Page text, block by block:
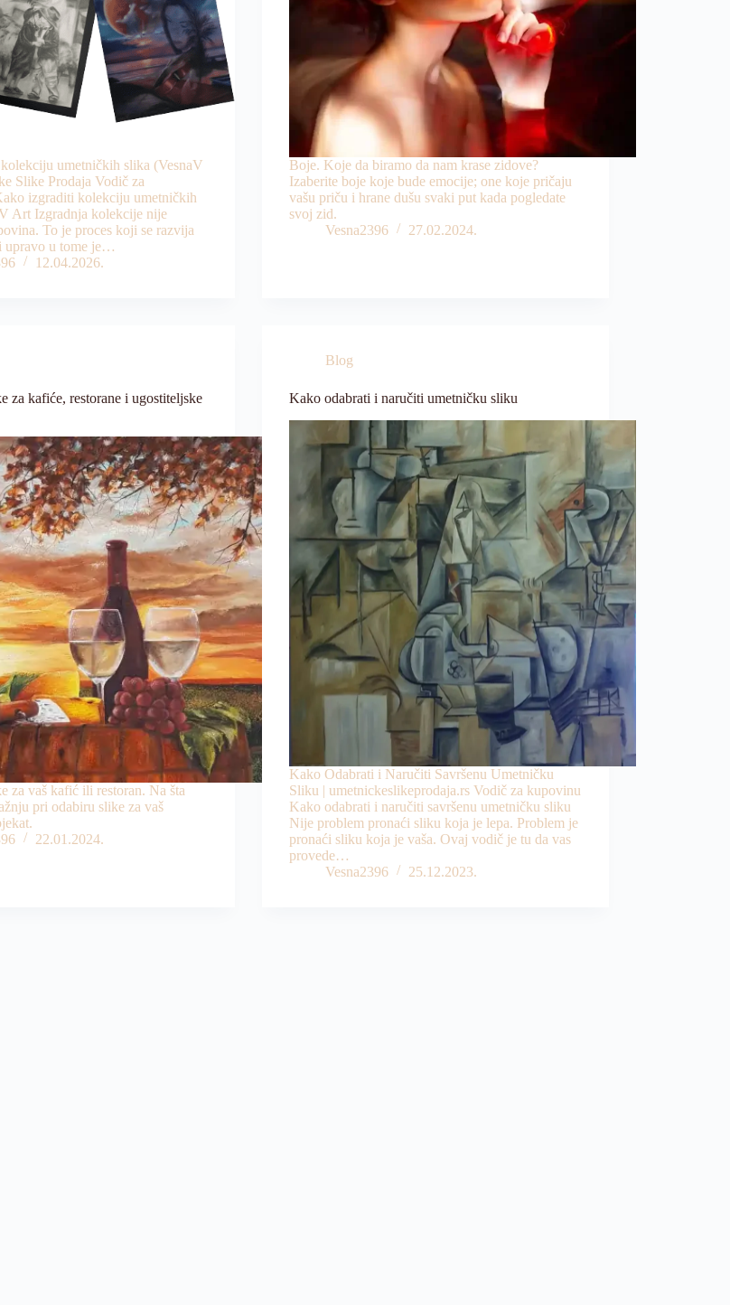
umetničkih slika (VesnaV
Slike Prodaja Vodič za
izgraditi kolekciju umetničkih
Art Izgradnja kolekcije nije
To je proces koji se razvija
u tome je…
12.04.2026.
Boje. Koje da biramo da nam krase zidove?
Izaberite boje koje bude emocije; one koje pričaju
vašu priču i hrane dušu svaki put kada pogledate
svoj zid.
Vesna2396
27.02.2024.
za kafiće, restorane i ugostiteljske
za vaš kafić ili restoran. Na šta
pri odabiru slike za vaš
22.01.2024.
Blog
Kako odabrati i naručiti umetničku sliku
Kako Odabrati i Naručiti Savršenu Umetničku
Sliku | umetnickeslikeprodaja.rs Vodič za kupovinu
Kako odabrati i naručiti savršenu umetničku sliku
Nije problem pronaći sliku koja je lepa. Problem je
pronaći sliku koja je vaša. Ovaj vodič je tu da vas
provede…
Vesna2396
25.12.2023.